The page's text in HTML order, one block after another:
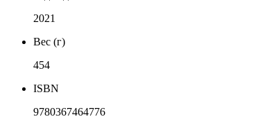
2021
Вес (г)
454
ISBN
9780367464776